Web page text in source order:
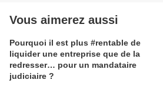
Vous aimerez aussi
Pourquoi il est plus #rentable de
liquider une entreprise que de la
redresser… pour un mandataire
judiciaire ?